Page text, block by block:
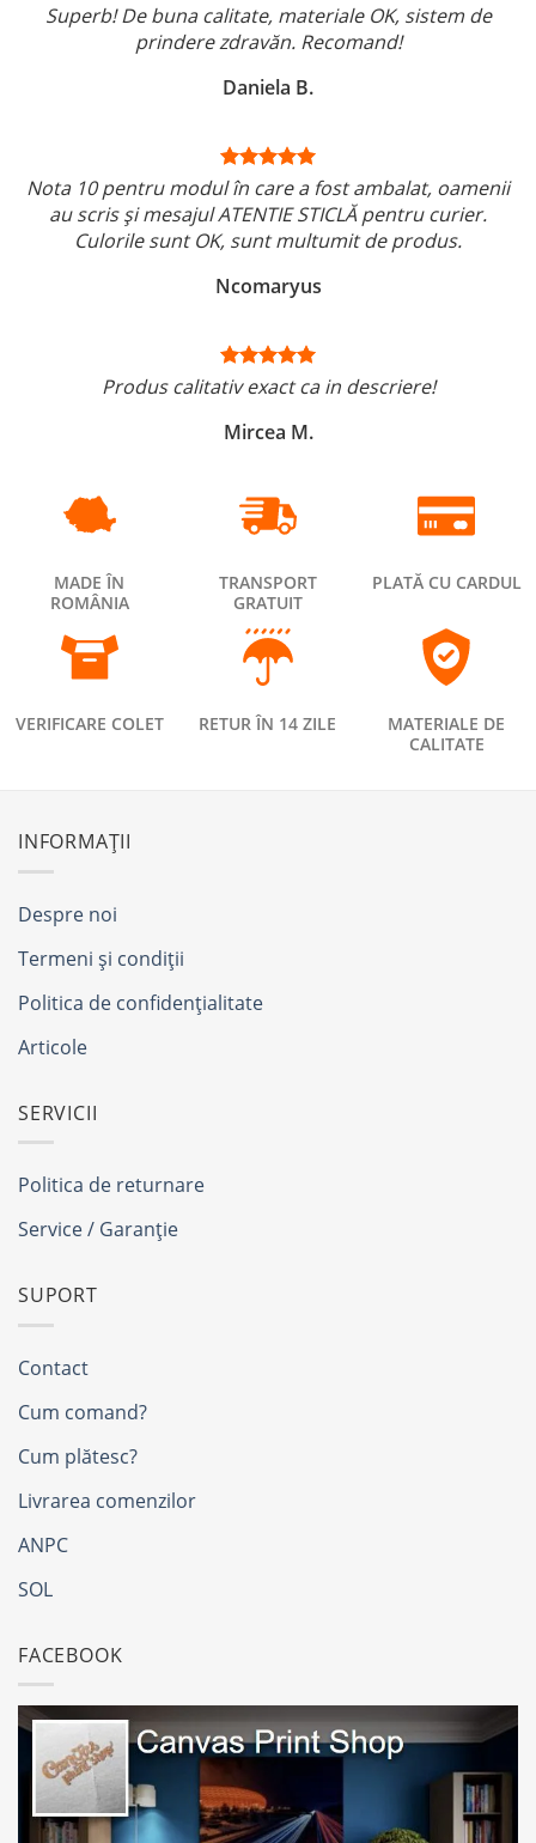
Superb! De buna calitate, materiale OK, sistem de
prindere zdravăn. Recomand!
Daniela B.
Nota 10 pentru modul în care a fost ambalat, oamenii
au scris și mesajul ATENTIE STICLĂ pentru curier.
Culorile sunt OK, sunt multumit de produs.
Ncomaryus
Produs calitativ exact ca in descriere!
Mircea M.
MADE ÎN
ROMÂNIA
TRANSPORT
GRATUIT
PLATĂ CU CARDUL
VERIFICARE COLET RETUR ÎN 14 ZILE
MATERIALE DE
CALITATE
INFORMAȚII
Despre noi
Termeni și condiții
Politica de confidențialitate
Articole
SERVICII
Politica de returnare
Service / Garanție
SUPORT
Contact
Cum comand?
Cum plătesc?
Livrarea comenzilor
ANPC
SOL
FACEBOOK